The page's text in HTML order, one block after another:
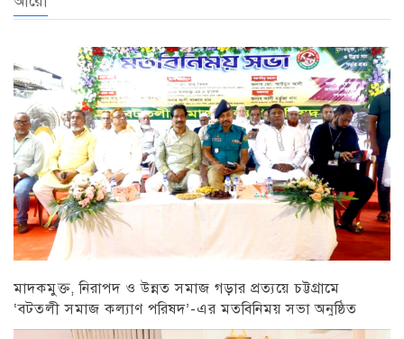
মাদকমুক্ত, নিরাপদ ও উন্নত সমাজ গড়ার প্রত্যয়ে চট্টগ্রামে
‘বটতলী সমাজ কল্যাণ পরিষদ’-এর মতবিনিময় সভা অনুষ্ঠিত